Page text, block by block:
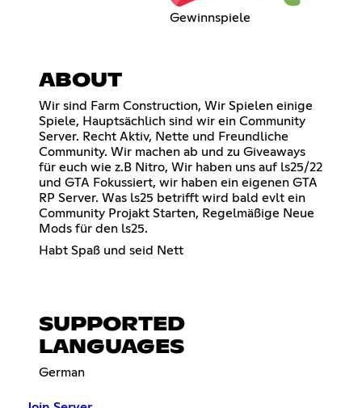
Gewinnspiele
ABOUT
Wir sind Farm Construction, Wir Spielen einige
Spiele, Hauptsächlich sind wir ein Community
Server. Recht Aktiv, Nette und Freundliche
Community. Wir machen ab und zu Giveaways
für euch wie z.B Nitro, Wir haben uns auf ls25/22
und GTA Fokussiert, wir haben ein eigenen GTA
RP Server. Was ls25 betrifft wird bald evlt ein
Community Projakt Starten, Regelmäßige Neue
Mods für den ls25.
Habt Spaß und seid Nett
SUPPORTED
LANGUAGES
German